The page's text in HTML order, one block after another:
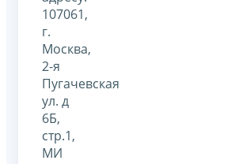
107061,
г.
Москва,
2-я
Пугачевская
ул. д
6Б,
стр.1,
МИ